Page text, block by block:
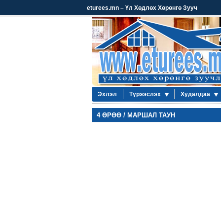
eturees.mn – Үл Хөдлөх Хөрөнгө Зууч
Эхлэл Түрээслэх Худалдаа
4 ӨРӨӨ / МАРШАЛ ТАУН